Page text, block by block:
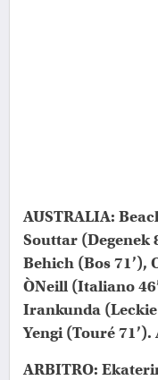
AUSTRALIA:
Souttar (Degenek
Behich (Bos 71’),
ÒNeill (Italiano
Irankunda (Leckie
Yengi (Touré
ARBITRO: